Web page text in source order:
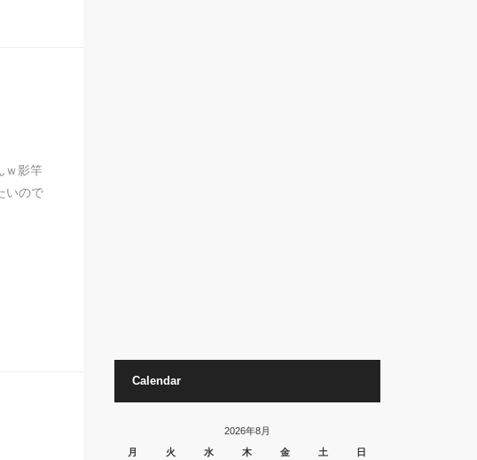
ｗ影竿
いので
Calendar
2026年8月
月
火 水 木 金 土 日